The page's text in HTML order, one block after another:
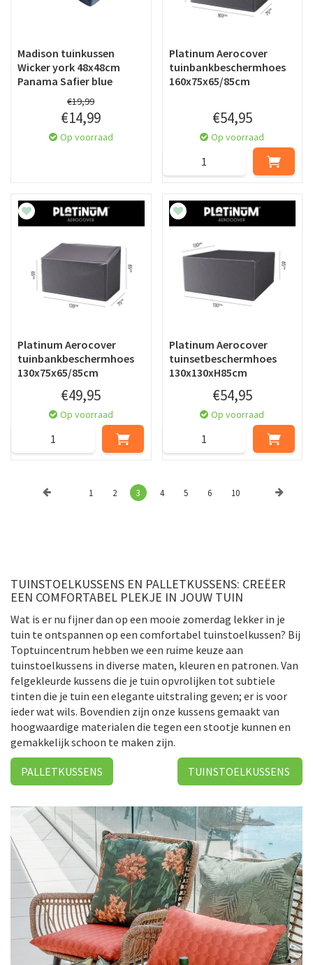
Madison tuinkussen
Wicker york 48x48cm
Panama Safier blue
€19,99
€14,99
Op voorraad
Platinum Aerocover
tuinbankbeschermhoes
160x75x65/85cm
€54,95
Op voorraad
Platinum Aerocover
tuinbankbeschermhoes
130x75x65/85cm
€49,95
Op voorraad
Platinum Aerocover
tuinsetbeschermhoes
130x130xH85cm
€54,95
Op voorraad
1 2 3 4 5 6 10
TUINSTOELKUSSENS EN PALLETKUSSENS: CREËER
EEN COMFORTABEL PLEKJE IN JOUW TUIN
Wat is er nu fijner dan op een mooie zomerdag lekker in je
tuin te ontspannen op een comfortabel tuinstoelkussen? Bij
Toptuincentrum hebben we een ruime keuze aan
tuinstoelkussens in diverse maten, kleuren en patronen. Van
felgekleurde kussens die je tuin opvrolijken tot subtiele
tinten die je tuin een elegante uitstraling geven; er is voor
ieder wat wils. Bovendien zijn onze kussens gemaakt van
hoogwaardige materialen die tegen een stootje kunnen en
gemakkelijk schoon te maken zijn.
TUINSTOELKUSSENS
PALLETKUSSENS